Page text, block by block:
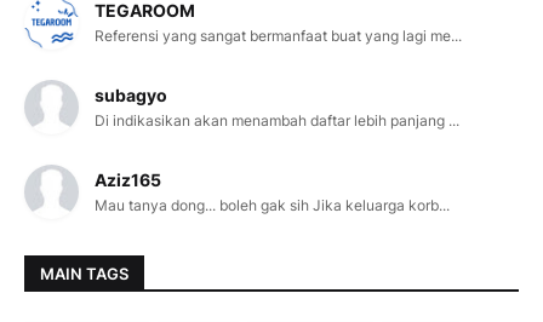
TEGAROOM
Referensi yang sangat bermanfaat buat yang lagi me...
subagyo
Di indikasikan akan menambah daftar lebih panjang ...
Aziz165
Mau tanya dong... boleh gak sih Jika keluarga korb...
MAIN TAGS